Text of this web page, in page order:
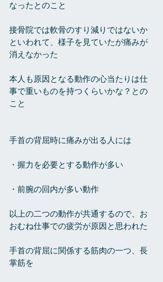
なったとのこと
接骨院では軟骨のすり減りではないか
といわれて、様子を見ていたが痛みが
消えなかった
本人も原因となる動作の心当たりは仕
事で重いものを持つくらいかな？との
こと
手首の背屈時に痛みが出る人には
・握力を必要とする動作が多い
・前腕の回内が多い動作
以上の二つの動作が共通するので、お
おむね仕事での疲労が原因と思われた
手首の背屈に関係する筋肉の一つ、長
掌筋を